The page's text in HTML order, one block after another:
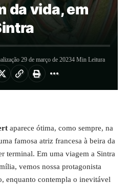
da vida, em
29 de março de 20234 Min Leitura
aparece ótima, como sempre, na
famosa atriz francesa à beira da
terminal. Em uma viagem a Sintra
vemos nossa protagonista
enquanto contempla o inevitável